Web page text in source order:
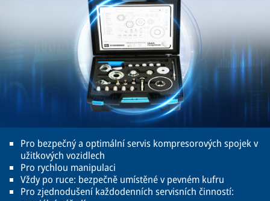
Pro bezpečný a optimální servis kompresorových spojek v
užitkových vozidlech
Pro rychlou manipulaci
Vždy po ruce: bezpečně umístěné v pevném kufru
Pro zjednodušení každodenních servisních činností: